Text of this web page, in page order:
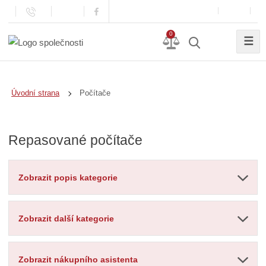
0
☰
Úvodní strana Počítače
Repasované počítače
Zobrazit popis kategorie
Zobrazit další kategorie
Zobrazit nákupního asistenta